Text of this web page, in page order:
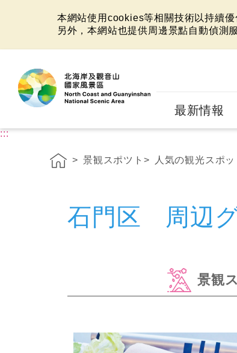
本網站使用cookies等相關技術以持續
另外，本網站也提供周邊景點自動偵測
最新情報
:::
景観スポツト 人気の観光スポ
石門区 周辺
景観